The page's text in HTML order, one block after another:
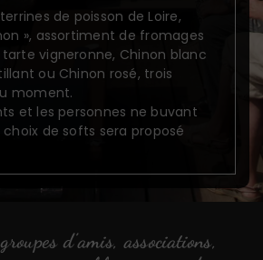
de poisson de Loire,
», assortiment de fromages
tarte vigneronne, Chinon blanc
ou Chinon rosé, trois
moment.
et les personnes ne buvant
choix de softs sera proposé
d’amis, associations,